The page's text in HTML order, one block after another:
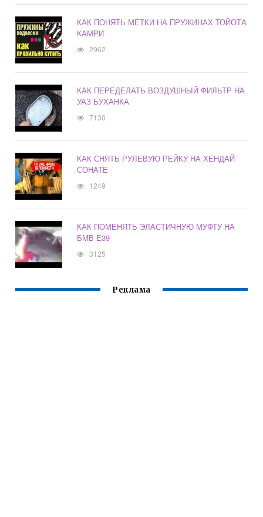
КАК ПОНЯТЬ МЕТКИ НА ПРУЖИНАХ ТОЙОТА
КАМРИ
2962
КАК ПЕРЕДЕЛАТЬ ВОЗДУШНЫЙ ФИЛЬТР НА
УАЗ БУХАНКА
7130
КАК СНЯТЬ РУЛЕВУЮ РЕЙКУ НА ХЕНДАЙ
СОНАТЕ
1249
КАК ПОМЕНЯТЬ ЭЛАСТИЧНУЮ МУФТУ НА
БМВ Е39
3125
Реклама